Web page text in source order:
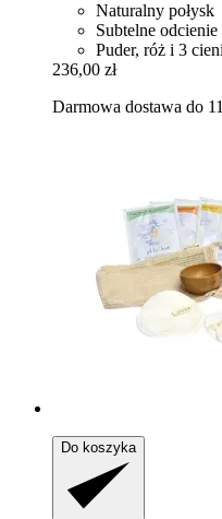
Naturalny połysk
Subtelne odcienie
Puder, róż i 3
236,00 zł
Darmowa dostawa do
Do koszyka